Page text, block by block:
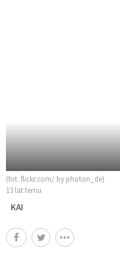
(fot. flickr.com/ by photon_de)
13 lat temu
KAI